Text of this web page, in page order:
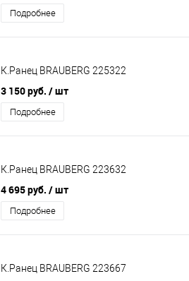
Подробнее
К.Ранец BRAUBERG 225322
3 150 руб. / шт
Подробнее
К.Ранец BRAUBERG 223632
4 695 руб. / шт
Подробнее
К.Ранец BRAUBERG 223667